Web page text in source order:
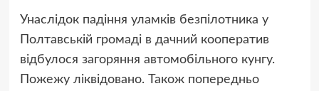
Унаслідок падіння уламків безпілотника у
Полтавській громаді в дачний кооператив
відбулося загоряння автомобільного кунгу.
Пожежу ліквідовано. Також попередньо